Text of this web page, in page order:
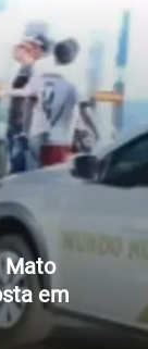
Mato
em